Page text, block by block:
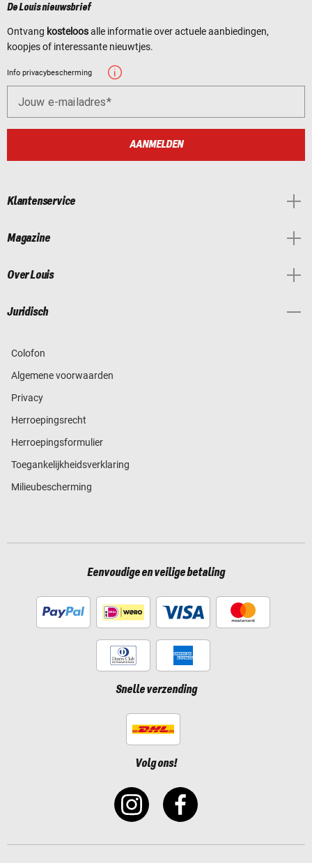
De Louis nieuwsbrief
Ontvang kosteloosalle informatie over actuele aanbiedingen,
koopjes of interessante nieuwtjes.
Info privacybescherming
Jouw e-mailadres
AANMELDEN
Klantenservice
Magazine
Over Louis
Juridisch
Colofon
Algemene voorwaarden
Privacy
Herroepingsrecht
Herroepingsformulier
Toegankelijkheidsverklaring
Milieubescherming
Eenvoudige en veilige betaling
Snelle verzending
Volg ons!